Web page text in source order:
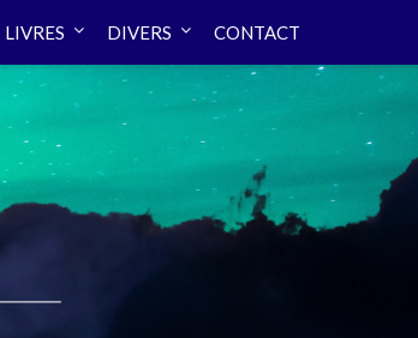
DIVERS CONTACT